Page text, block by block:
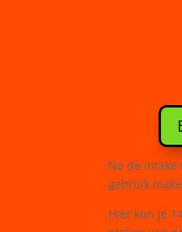
Na de
gebruik
Hier kun je